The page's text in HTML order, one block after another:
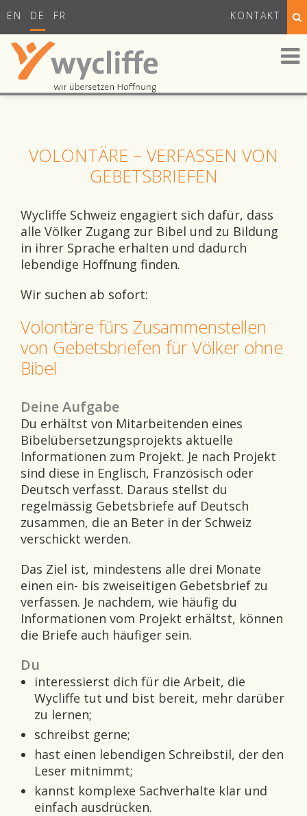
EN DE FR KONTAKT
VOLONTÄRE – VERFASSEN VON
GEBETSBRIEFEN
Wycliffe Schweiz engagiert sich dafür, dass
alle Völker Zugang zur Bibel und zu Bildung
in ihrer Sprache erhalten und dadurch
lebendige Hoffnung finden.
Wir suchen ab sofort:
Volontäre fürs Zusammenstellen
von Gebetsbriefen für Völker ohne
Bibel
Deine Aufgabe
Du erhältst von Mitarbeitenden eines
Bibelübersetzungsprojekts aktuelle
Informationen zum Projekt. Je nach Projekt
sind diese in Englisch, Französisch oder
Deutsch verfasst. Daraus stellst du
regelmässig Gebetsbriefe auf Deutsch
zusammen, die an Beter in der Schweiz
verschickt werden.
Das Ziel ist, mindestens alle drei Monate
einen ein- bis zweiseitigen Gebetsbrief zu
verfassen. Je nachdem, wie häufig du
Informationen vom Projekt erhältst, können
die Briefe auch häufiger sein.
Du
interessierst dich für die Arbeit, die
Wycliffe tut und bist bereit, mehr darüber
zu lernen;
schreibst gerne;
hast einen lebendigen Schreibstil, der den
Leser mitnimmt;
kannst komplexe Sachverhalte klar und
einfach ausdrücken.